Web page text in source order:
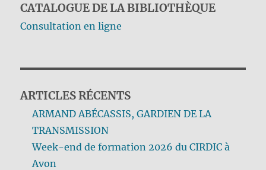
CATALOGUE DE LA BIBLIOTHÈQUE
Consultation en ligne
ARTICLES RÉCENTS
ARMAND ABÉCASSIS, GARDIEN DE LA
TRANSMISSION
Week-end de formation 2026 du CIRDIC à
Avon